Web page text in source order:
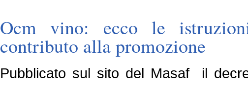
Ocm vino: ecco le
contributo alla promozione
Pubblicato sul sito del Masaf il